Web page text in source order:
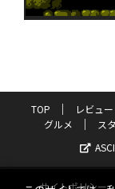
TOP レビュー
グルメ
ス
サイトポリシー